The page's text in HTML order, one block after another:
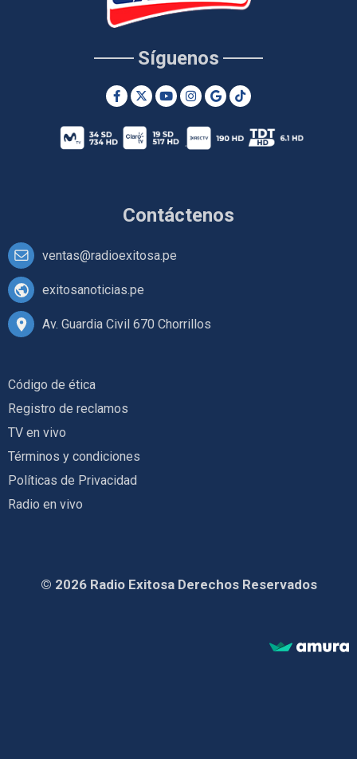
Contáctenos
ventas@radioexitosa.pe
exitosanoticias.pe
Av. Guardia Civil 670 Chorrillos
Síguenos
Código de ética
Registro de reclamos
TV en vivo
Términos y condiciones
Políticas de Privacidad
Radio en vivo
© 2026 Radio Exitosa Derechos Reservados